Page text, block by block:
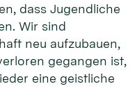
dass Jugendliche
Wir sind
neu aufzubauen,
gegangen ist,
eine geistliche